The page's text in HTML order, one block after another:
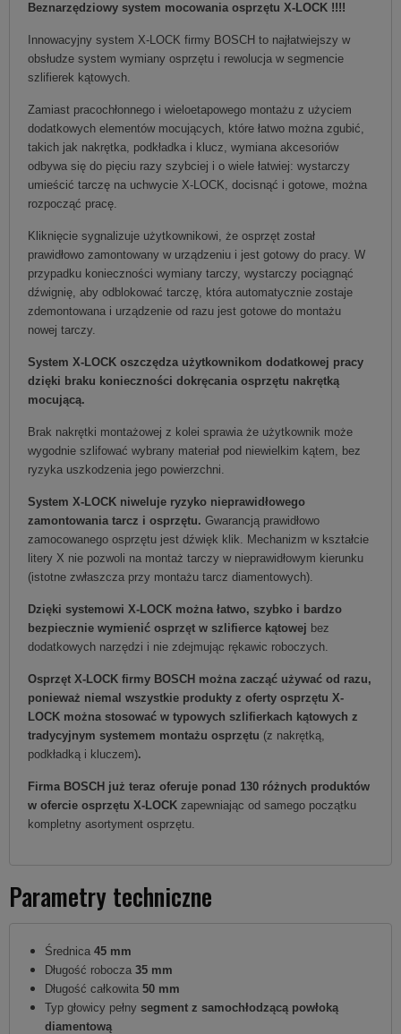
Beznarzędziowy system mocowania osprzętu X-LOCK !!!!
Innowacyjny system X-LOCK firmy BOSCH to najłatwiejszy w
obsłudze system wymiany osprzętu i rewolucja w segmencie
szlifierek kątowych.
Zamiast pracochłonnego i wieloetapowego montażu z użyciem
dodatkowych elementów mocujących, które łatwo można zgubić,
takich jak nakrętka, podkładka i klucz, wymiana akcesoriów
odbywa się do pięciu razy szybciej i o wiele łatwiej: wystarczy
umieścić tarczę na uchwycie X-LOCK, docisnąć i gotowe, można
rozpocząć pracę.
Kliknięcie sygnalizuje użytkownikowi, że osprzęt został
prawidłowo zamontowany w urządzeniu i jest gotowy do pracy. W
przypadku konieczności wymiany tarczy, wystarczy pociągnąć
dźwignię, aby odblokować tarczę, która automatycznie zostaje
zdemontowana i urządzenie od razu jest gotowe do montażu
nowej tarczy.
System X-LOCK oszczędza użytkownikom dodatkowej pracy
dzięki braku konieczności dokręcania osprzętu nakrętką
mocującą.
Brak nakrętki montażowej z kolei sprawia że użytkownik może
wygodnie szlifować wybrany materiał pod niewielkim kątem, bez
ryzyka uszkodzenia jego powierzchni.
System X-LOCK niweluje ryzyko nieprawidłowego
zamontowania tarcz i osprzętu. Gwarancją prawidłowo
zamocowanego osprzętu jest dźwięk klik. Mechanizm w kształcie
litery X nie pozwoli na montaż tarczy w nieprawidłowym kierunku
(istotne zwłaszcza przy montażu tarcz diamentowych).
Dzięki systemowi X-LOCK można łatwo, szybko i bardzo
bezpiecznie wymienić osprzęt w szlifierce kątowej bez
dodatkowych narzędzi i nie zdejmując rękawic roboczych.
Osprzęt X-LOCK firmy BOSCH można zacząć używać od razu,
ponieważ niemal wszystkie produkty z oferty osprzętu X-
LOCK można stosować w typowych szlifierkach kątowych z
tradycyjnym systemem montażu osprzętu (z nakrętką,
podkładką i kluczem).
Firma BOSCH już teraz oferuje ponad 130 różnych produktów
w ofercie osprzętu X-LOCK zapewniając od samego początku
kompletny asortyment osprzętu.
Parametry techniczne
Średnica 45 mm
Długość robocza 35 mm
Długość całkowita 50 mm
Typ głowicy pełny segment z samochłodzącą powłoką
diamentową